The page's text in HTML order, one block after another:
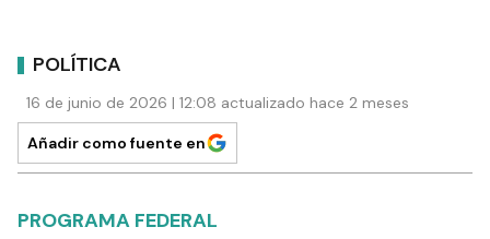
POLÍTICA
16 de junio de 2026 | 12:08 actualizado hace 2 meses
Añadir como fuente en
PROGRAMA FEDERAL